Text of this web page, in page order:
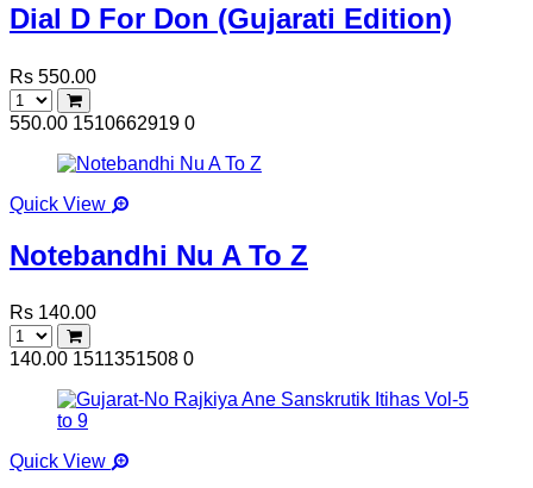
Dial D For Don (Gujarati Edition)
Rs 550.00
550.00 1510662919 0
Quick View
Notebandhi Nu A To Z
Rs 140.00
140.00 1511351508 0
Quick View